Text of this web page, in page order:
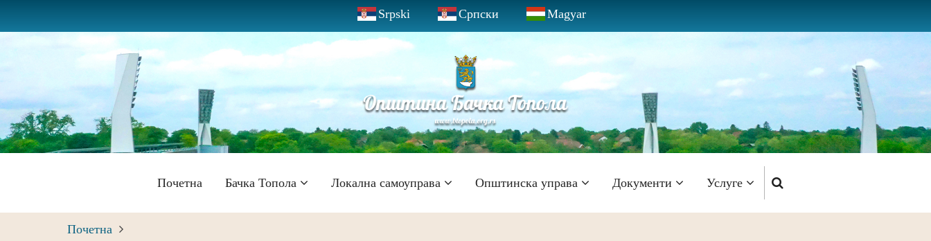
to
main
content
Srpski Српски Magyar
Главна
навигација
Почетна Бачка Топола Локална самоуправа Општинска управа Документи Услуге
Почетна